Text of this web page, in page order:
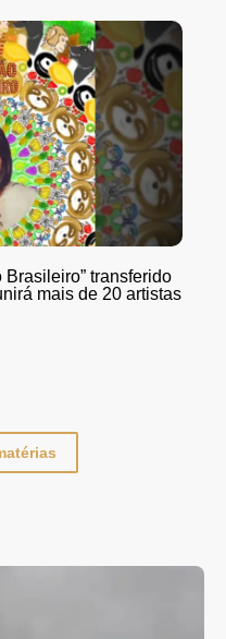
Brasileiro” transferido
mais de 20 artistas